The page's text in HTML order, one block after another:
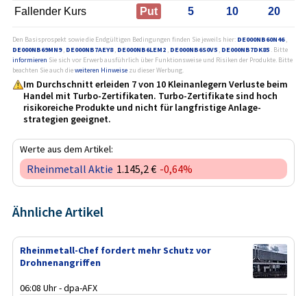
Fallender Kurs Put 5 10 20
Den Basisprospekt sowie die Endgültigen Bedingungen finden Sie jeweils hier: DE000NB60N46,
DE000NB69MN9, DE000NB7AEY8, DE000NB6LEM2 , DE000NB6S0V5 , DE000NB7DK85 . Bitte
informieren Sie sich vor Erwerb ausführlich über Funktionsweise und Risiken der Produkte. Bitte
beachten Sie auch dieweiteren Hinweise zu dieser Werbung.
Im Durchschnitt erleiden 7 von 10 Kleinanlegern Verluste beim
Handel mit Turbo-Zertifikaten. Turbo-Zertifikate sind hoch
risikoreiche Produkte und nicht für langfristige Anlage­
strategien geeignet.
Werte aus dem Artikel:
Rheinmetall Aktie 1.145,2 € -0,64%
Ähnliche Artikel
Rheinmetall-Chef fordert mehr Schutz vor
Drohnenangriffen
06:08 Uhr - dpa-AFX